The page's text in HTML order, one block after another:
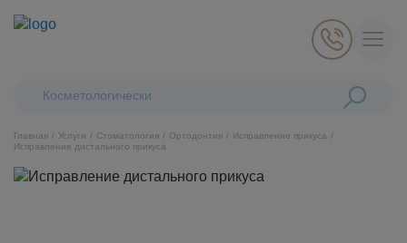
Поиск:Косметологические лазеры
Главная Услуги Стоматология Ортодонтия
Исправление прикуса
Исправление дистального прикуса